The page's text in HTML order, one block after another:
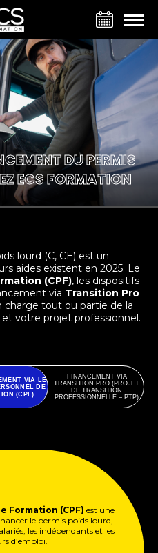
DU PERMIS
ECS FORMATION
lourd (C, CE) est un
aides existent en 2025. Le
(CPF), les dispositifs
via Transition Pro
tout ou partie de la
votre projet professionnel.
VIA LE
DE
(CPF)
FINANCEMENT VIA
TRANSITION PRO (PROJET
DE TRANSITION
PROFESSIONNELLE – PTP)
Formation (CPF) est une
le permis poids lourd,
les indépendants et les
d’emploi.